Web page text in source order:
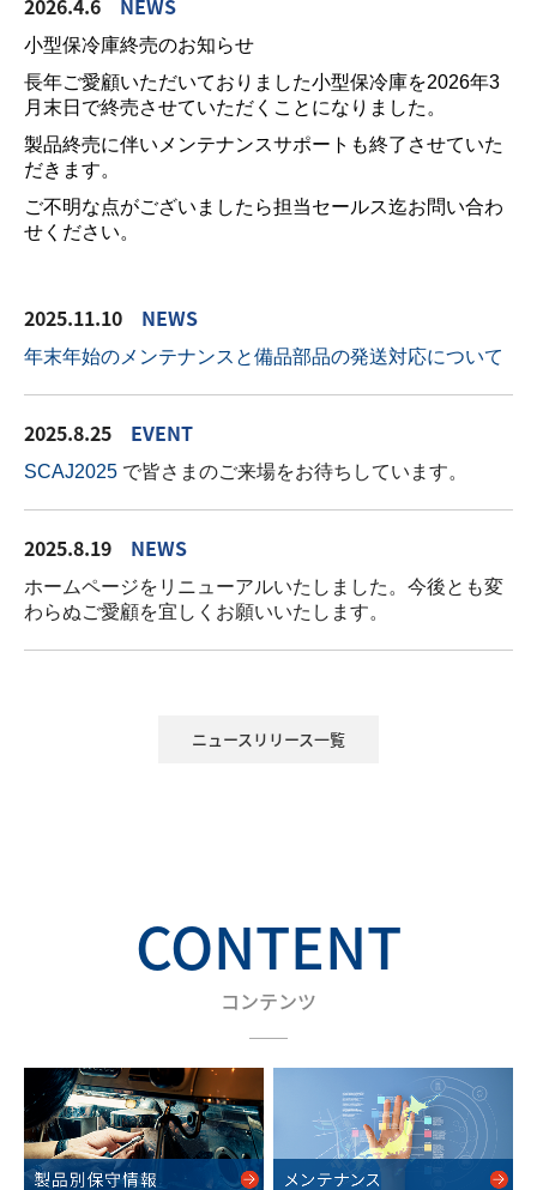
2026.4.6 NEWS
小型保冷庫終売のお知らせ
長年ご愛顧いただいておりました小型保冷庫を2026年3
月末日で終売させていただくことになりました。
製品終売に伴いメンテナンスサポートも終了させていた
だきます。
ご不明な点がございましたら担当セールス迄お問い合わ
せください。
2025.11.10 NEWS
年末年始のメンテナンスと備品部品の発送対応について
2025.8.25 EVENT
SCAJ2025 で皆さまのご来場をお待ちしています。
2025.8.19 NEWS
ホームページをリニューアルいたしました。今後とも変
わらぬご愛顧を宜しくお願いいたします。
ニュースリリース一覧
CONTENT
コンテンツ